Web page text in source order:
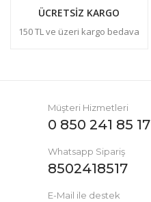
ÜCRETSİZ KARGO
150 TL ve üzeri kargo bedava
Müşteri Hizmetleri
0 850 241 85 17
Whatsapp Sipariş
8502418517
E-Mail ile destek